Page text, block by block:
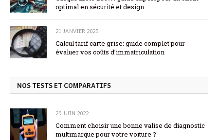
optimal en sécurité et design
21 JANVIER 2025
Calcul tarif carte grise: guide complet pour
évaluer vos coûts d’immatriculation
NOS TESTS ET COMPARATIFS
29 JUIN 2022
Comment choisir une bonne valise de diagnostic
multimarque pour votre voiture ?